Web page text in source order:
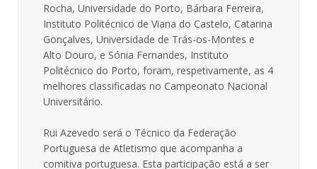
Rocha, Universidade do Porto, Bárbara Ferreira,
Instituto Politécnico de Viana do Castelo, Catarina
Gonçalves, Universidade de Trás-os-Montes e
Alto Douro, e Sónia Fernandes, Instituto
Politécnico do Porto, foram, respetivamente, as 4
melhores classificadas no Campeonato Nacional
Universitário.
Rui Azevedo será o Técnico da Federação
Portuguesa de Atletismo que acompanha a
comitiva portuguesa. Esta participação está a ser